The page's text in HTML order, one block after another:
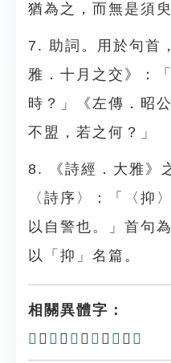
猶為之，而無是須
7. 助詞。用於句首
雅．十月之交》：
時？」《左傳．昭
不盟，若之何？」
8. 《詩經．大雅》
〈詩序〉：「〈抑
以自警也。」首句
以「抑」名篇。
相關異體字：
𠨔 、 𢬃 、 𢫽 、 枊 、 𢮮 、 㧕